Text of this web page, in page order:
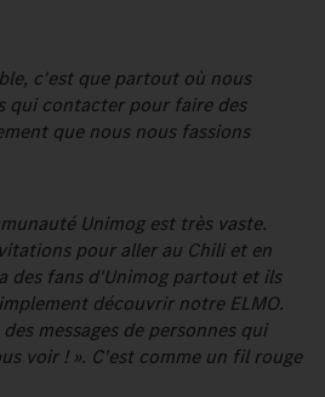
c'est que partout où nous
qui contacter pour faire des
que nous nous fassions
Unimog est très vaste.
pour aller au Chili et en
des fans d'Unimog partout et ils
découvrir notre ELMO.
messages de personnes qui
voir ! ». C'est comme un fil rouge